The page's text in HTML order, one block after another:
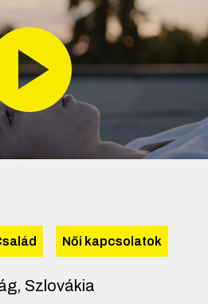
Női kapcsolatok
Szlovákia